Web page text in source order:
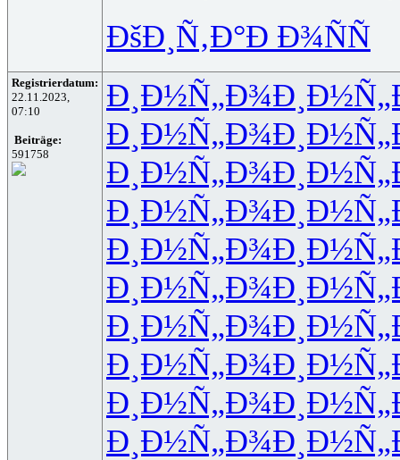
ÐšÐ¸Ñ‚Ð°Ð Ð¾ÑÑ
Registrierdatum:
22.11.2023,
07:10
Beiträge:
591758
Ð¸Ð½Ñ„Ð¾
Ð¸Ð½Ñ„Ð¾
Ð¸Ð½Ñ„Ð¾
Ð¸Ð½Ñ„Ð¾
Ð¸Ð½Ñ„Ð¾
Ð¸Ð½Ñ„Ð¾
Ð¸Ð½Ñ„Ð¾
Ð¸Ð½Ñ„Ð¾
Ð¸Ð½Ñ„Ð¾
Ð¸Ð½Ñ„Ð¾